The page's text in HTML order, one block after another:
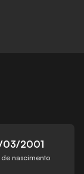
03/2001
de nascimento